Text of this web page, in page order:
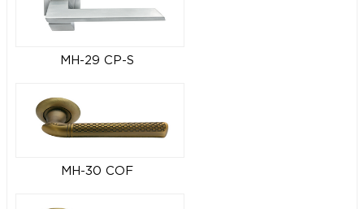
MH-29 CP-S
MH-30 COF